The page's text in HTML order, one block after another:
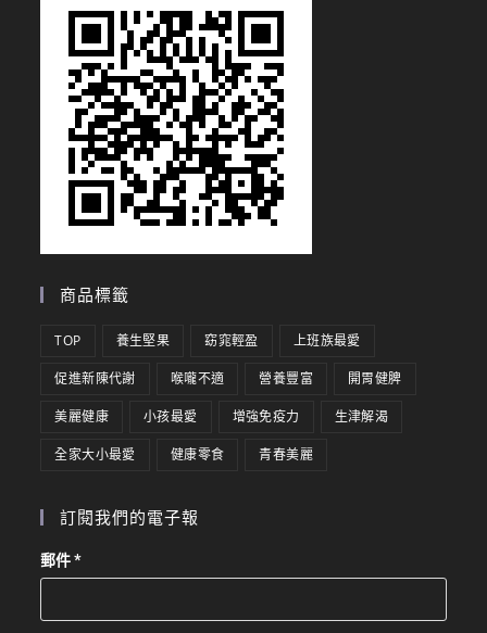
商品標籤
TOP 養生堅果 窈窕輕盈 上班族最愛
促進新陳代謝 喉嚨不適 營養豐富 開胃健脾
美麗健康 小孩最愛 增強免疫力 生津解渴
全家大小最愛 健康零食 青春美麗
訂閱我們的電子報
郵件*